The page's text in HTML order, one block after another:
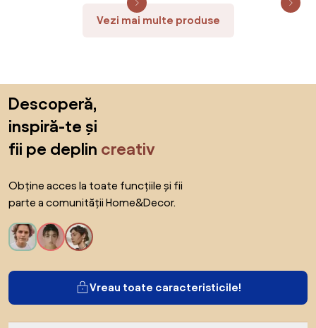
Vezi mai multe produse
Descoperă,
inspiră-te și
fii pe deplin creativ
Obține acces la toate funcțiile și fii
parte a comunității Home&Decor.
Vreau toate caracteristicile!